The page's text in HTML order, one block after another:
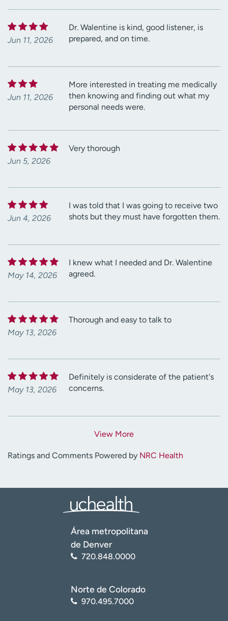
Jun 11, 2026
Dr. Walentine is kind, good listener, is
prepared, and on time.
Jun 11, 2026
More interested in treating me medically
then knowing and finding out what my
personal needs were.
Jun 5, 2026
Very thorough
Jun 4, 2026
I was told that I was going to receive two
shots but they must have forgotten them.
May 14, 2026
I knew what I needed and Dr. Walentine
agreed.
May 13, 2026
Thorough and easy to talk to
May 13, 2026
Definitely is considerate of the patient's
concerns.
View More
Ratings and Comments Powered by NRC Health
Área metropolitana
de Denver
720.848.0000
Norte de Colorado
970.495.7000